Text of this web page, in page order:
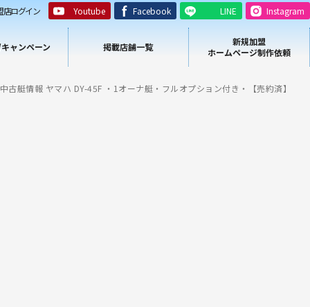
店ログイン Youtube Facebook LINE Instagram
ャンペーン 掲載店舗一覧
新規加盟
ホームページ制作依頼
中古艇情報 ヤマハ DY-45F ・1オーナ艇・フルオプション付き・【売約済】